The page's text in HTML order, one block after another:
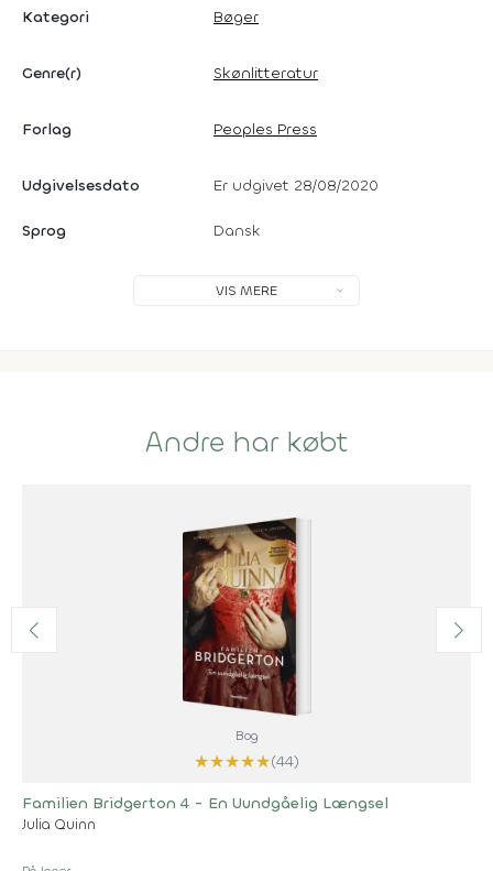
Kategori Bøger
Genre(r) Skønlitteratur
Forlag Peoples Press
Udgivelsesdato Er udgivet 28/08/2020
Sprog Dansk
VIS MERE
Andre har købt
Bog
★★★★★(44)
Familien Bridgerton 4 - En Uundgåelig Længsel
Julia Quinn